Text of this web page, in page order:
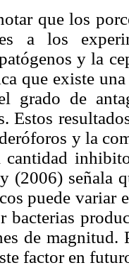
que los
a los
y la
que existe
grado de
Estos
y la
cantidad
(2006) señala
puede variar
bacterias
de
factor en